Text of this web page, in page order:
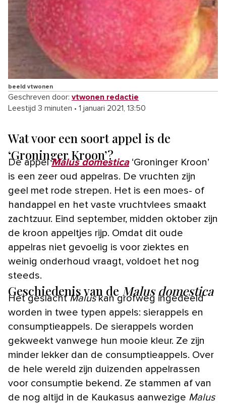
beeld vtwonen
Geschreven door: vtwonen redactie
Leestijd 3 minuten • 1 januari 2021, 13:50
Wat voor een soort appel is de
‘Groninger Kroon’?
De appelMalus domestica‘Groninger Kroon’
is een zeer oud appelras. De vruchten zijn
geel met rode strepen. Het is een moes- of
handappel en het vaste vruchtvlees smaakt
zachtzuur. Eind september, midden oktober zijn
de kroon appeltjes rijp. Omdat dit oude
appelras niet gevoelig is voor ziektes en
weinig onderhoud vraagt, voldoet het nog
steeds.
Geschiedenis van de Malus domestica
Het geslachtMaluskan grofweg ingedeeld
worden in twee typen appels: sierappels en
consumptieappels. De sierappels worden
gekweekt vanwege hun mooie kleur. Ze zijn
minder lekker dan de consumptieappels. Over
de hele wereld zijn duizenden appelrassen
voor consumptie bekend. Ze stammen af van
de nog altijd in de Kaukasus aanwezige Malus